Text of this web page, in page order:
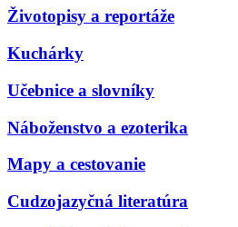
Životopisy a reportáže
Kuchárky
Učebnice a slovníky
Náboženstvo a ezoterika
Mapy a cestovanie
Cudzojazyčná literatúra